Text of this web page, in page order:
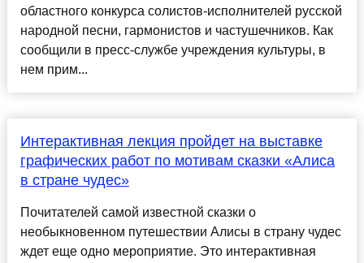
областного конкурса солистов-исполнителей русской
народной песни, гармонистов и частушечников. Как
сообщили в пресс-службе учреждения культуры, в
нем прим...
Интерактивная лекция пройдет на выставке
графических работ по мотивам сказки «Алиса
в стране чудес»
Почитателей самой известной сказки о
необыкновенном путешествии Алисы в страну чудес
ждет еще одно мероприятие. Это интерактивная